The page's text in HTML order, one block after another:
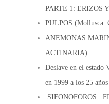
PARTE 1: ERIZOS
PULPOS (Mollusca:
ANEMONAS
ACTINARIA)
Deslave en el estado
en 1999 a los 25
SIFONOFOROS: